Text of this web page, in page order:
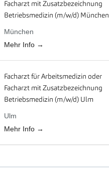
Facharzt mit Zusatzbezeichnung
Betriebsmedizin (m/w/d) München
München
Mehr Info
Facharzt für Arbeitsmedizin oder
Facharzt mit Zusatzbezeichnung
Betriebsmedizin (m/w/d) Ulm
Ulm
Mehr Info